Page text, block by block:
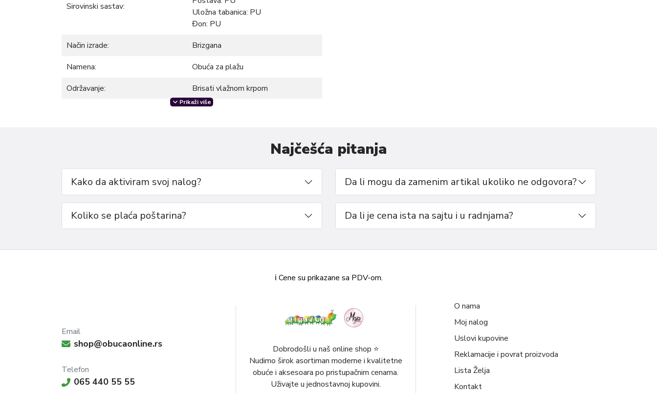
Sirovinski sastav:
Uložna tabanica: PU
Đon: PU
Način izrade:
Brizgana
Namena:
Obuća za plažu
Održavanje:
Brisati vlažnom krpom
papuče pružaju izdržljivost i dugotrajnu udobnost. Mekana unutrašnjost i
ergonomičan dizajn osiguravaju optimalnu podršku Vašim stopalima, bilo da
ih nosite kod kuće, na plaži ili na nekog drugom mestu. Bilo da se opuštate ili
obavljate svakodnevne aktivnosti, naše muške papuče su savršen izbor za
svaki dan.
Razmer:
41-45
Prikaži više
Najčešća pitanja
Kako da aktiviram svoj nalog? Da li mogu da zamenim artikal ukoliko ne odgovora?
Koliko se plaća poštarina? Da li je cena ista na sajtu i u radnjama?
ℹ️ Cene su prikazane sa PDV-om.
Email
shop@obucaonline.rs
Telefon
065 440 55 55
Dobrodošli u naš online shop ⭐️
Nudimo širok asortiman moderne i kvalitetne
obuće i aksesoara po pristupačnim cenama.
Uživajte u jednostavnoj kupovini.
O nama
Moj nalog
Uslovi kupovine
Reklamacije i povrat proizvoda
Lista Želja
Kontakt